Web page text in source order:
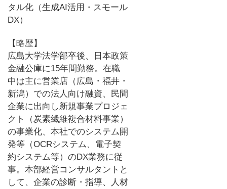
タル化（生成AI活用・スモール
DX）
【略歴】
広島大学法学部卒後、日本政策
金融公庫に15年間勤務。在職
中は主に営業店（広島・福井・
新潟）での法人向け融資、民間
企業に出向し新規事業プロジェ
クト（炭素繊維複合材料事業）
の事業化、本社でのシステム開
発等（OCRシステム、電子契
約システム等）のDX業務に従
事。本部経営コンサルタントと
して、企業の診断・指導、人材